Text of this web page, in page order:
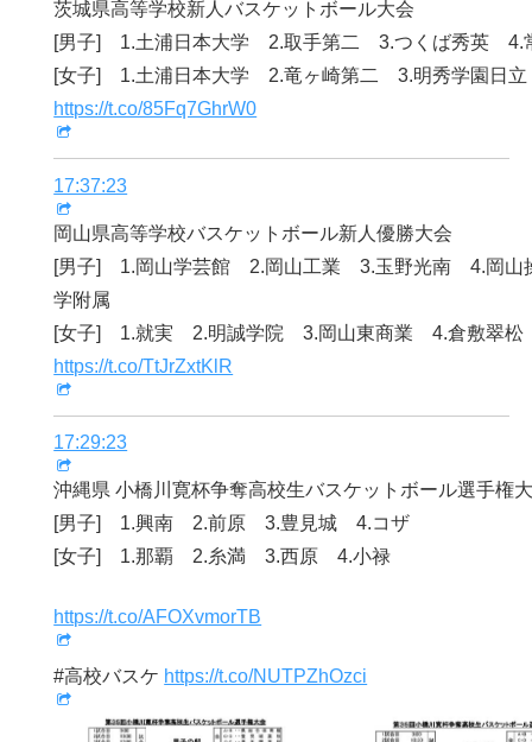
茨城県高等学校新人バスケットボール大会
[男子] 1.土浦日本大学 2.取手第二 3.つくば秀英 4.
[女子] 1.土浦日本大学 2.竜ヶ崎第二 3.明秀学園日
https://t.co/85Fq7GhrW0
17:37:23
岡山県高等学校バスケットボール新人優勝大会
[男子] 1.岡山学芸館 2.岡山工業 3.玉野光南 4.岡山
学附属
[女子] 1.就実 2.明誠学院 3.岡山東商業 4.倉敷翠
https://t.co/TtJrZxtKlR
17:29:23
沖縄県 小橋川寛杯争奪高校生バスケットボール選手権
[男子] 1.興南 2.前原 3.豊見城 4.コザ
[女子] 1.那覇 2.糸満 3.西原 4.小禄
https://t.co/AFOXvmorTB
#高校バスケ https://t.co/NUTPZhOzci